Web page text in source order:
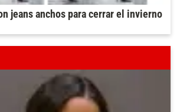
jeans anchos para cerrar el invierno